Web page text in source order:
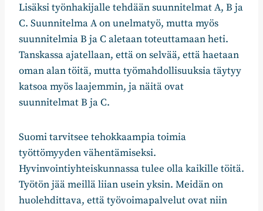
Lisäksi työnhakijalle tehdään suunnitelmat A, B ja
C. Suunnitelma A on unelmatyö, mutta myös
suunnitelmia B ja C aletaan toteuttamaan heti.
Tanskassa ajatellaan, että on selvää, että haetaan
oman alan töitä, mutta työmahdollisuuksia täytyy
katsoa myös laajemmin, ja näitä ovat
suunnitelmat B ja C.
Suomi tarvitsee tehokkaampia toimia
työttömyyden vähentämiseksi.
Hyvinvointiyhteiskunnassa tulee olla kaikille töitä.
Työtön jää meillä liian usein yksin. Meidän on
huolehdittava, että työvoimapalvelut ovat niin